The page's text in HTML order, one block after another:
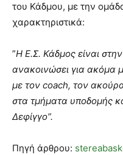
του Κάδμου, με την
χαρακτηριστικά:
”Η Ε.Σ. Κάδμος είναι
ανακοινώσει για ακόμα
με τον coach, τον
στα τμήματα υποδομής
Δεφίγγο”.
Πηγή άρθρου: